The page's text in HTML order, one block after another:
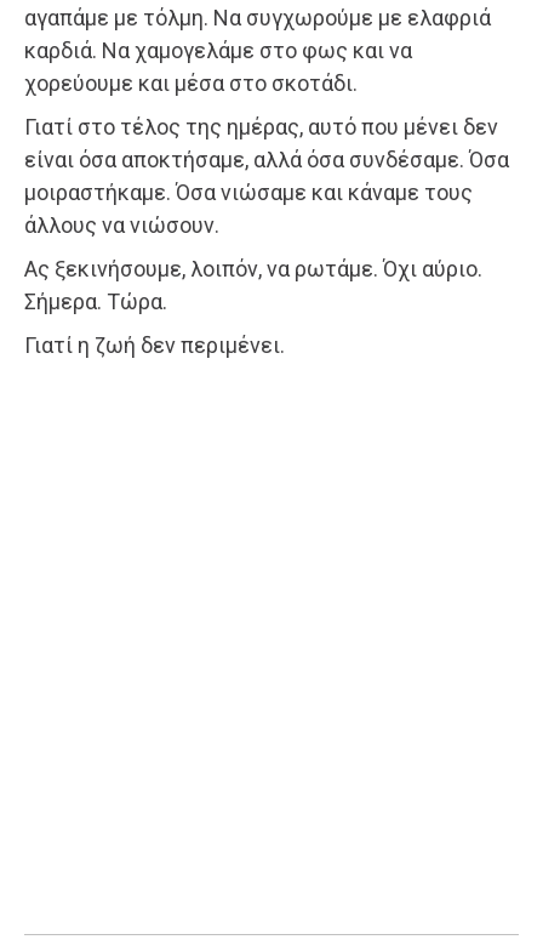
αγαπάμε με τόλμη. Να συγχωρούμε με ελαφριά
καρδιά. Να χαμογελάμε στο φως και να
χορεύουμε και μέσα στο σκοτάδι.
Γιατί στο τέλος της ημέρας, αυτό που μένει δεν
είναι όσα αποκτήσαμε, αλλά όσα συνδέσαμε. Όσα
μοιραστήκαμε. Όσα νιώσαμε και κάναμε τους
άλλους να νιώσουν.
Ας ξεκινήσουμε, λοιπόν, να ρωτάμε. Όχι αύριο.
Σήμερα. Τώρα.
Γιατί η ζωή δεν περιμένει.